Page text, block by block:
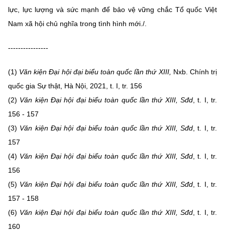
lực, lực lượng và sức mạnh để bảo vệ vững chắc Tổ quốc Việt
Nam xã hội chủ nghĩa trong tình hình mới./.
----------------
(1) Văn kiện Đại hội đại biểu toàn quốc lần thứ XIII, Nxb. Chính trị
quốc gia Sự thật, Hà Nội, 2021, t. I, tr. 156
(2) Văn kiện Đại hội đại biểu toàn quốc lần thứ XIII, Sđd , t. I, tr.
156 - 157
(3) Văn kiện Đại hội đại biểu toàn quốc lần thứ XIII, Sđd , t. I, tr.
157
(4) Văn kiện Đại hội đại biểu toàn quốc lần thứ XIII, Sđd , t. I, tr.
156
(5) Văn kiện Đại hội đại biểu toàn quốc lần thứ XIII, Sđd , t. I, tr.
157 - 158
(6) Văn kiện Đại hội đại biểu toàn quốc lần thứ XIII, Sđd , t. I, tr.
160